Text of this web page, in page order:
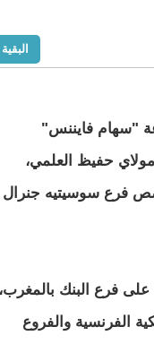
البقية
"سهام فايننس"
مولاي حفيظ العلمي،
فرع سوسيتيه جنرال
فرع البنك
البنكية الفرنسية والفروع